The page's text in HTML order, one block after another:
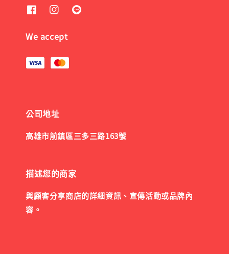
We accept
公司地址
高雄市前鎮區三多三路163號
描述您的商家
與顧客分享商店的詳細資訊、宣傳活動或品牌內
容。